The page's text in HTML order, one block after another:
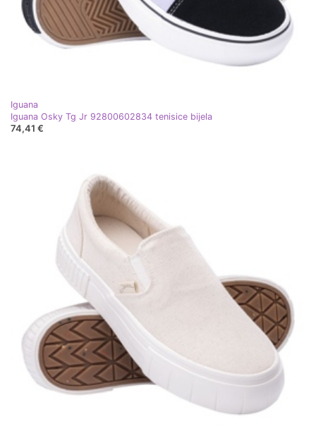
Iguana
Iguana Osky Tg Jr 92800602834 tenisice bijela
74,41 €